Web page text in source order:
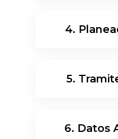
4.
5.
6. Datos